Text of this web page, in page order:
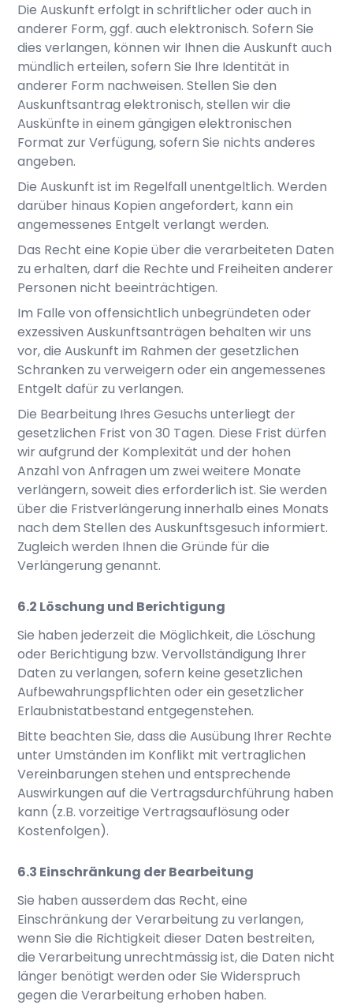
Die Auskunft erfolgt in schriftlicher oder auch in
anderer Form, ggf. auch elektronisch. Sofern Sie
dies verlangen, können wir Ihnen die Auskunft auch
mündlich erteilen, sofern Sie Ihre Identität in
anderer Form nachweisen. Stellen Sie den
Auskunftsantrag elektronisch, stellen wir die
Auskünfte in einem gängigen elektronischen
Format zur Verfügung, sofern Sie nichts anderes
angeben.
Die Auskunft ist im Regelfall unentgeltlich. Werden
darüber hinaus Kopien angefordert, kann ein
angemessenes Entgelt verlangt werden.
Das Recht eine Kopie über die verarbeiteten Daten
zu erhalten, darf die Rechte und Freiheiten anderer
Personen nicht beeinträchtigen.
Im Falle von offensichtlich unbegründeten oder
exzessiven Auskunftsanträgen behalten wir uns
vor, die Auskunft im Rahmen der gesetzlichen
Schranken zu verweigern oder ein angemessenes
Entgelt dafür zu verlangen.
Die Bearbeitung Ihres Gesuchs unterliegt der
gesetzlichen Frist von 30 Tagen. Diese Frist dürfen
wir aufgrund der Komplexität und der hohen
Anzahl von Anfragen um zwei weitere Monate
verlängern, soweit dies erforderlich ist. Sie werden
über die Fristverlängerung innerhalb eines Monats
nach dem Stellen des Auskunftsgesuch informiert.
Zugleich werden Ihnen die Gründe für die
Verlängerung genannt.
Löschung und Berichtigung
Sie haben jederzeit die Möglichkeit, die Löschung
oder Berichtigung bzw. Vervollständigung Ihrer
Daten zu verlangen, sofern keine gesetzlichen
Aufbewahrungspflichten oder ein gesetzlicher
Erlaubnistatbestand entgegenstehen.
Bitte beachten Sie, dass die Ausübung Ihrer Rechte
unter Umständen im Konflikt mit vertraglichen
Vereinbarungen stehen und entsprechende
Auswirkungen auf die Vertragsdurchführung haben
kann (z.B. vorzeitige Vertragsauflösung oder
Kostenfolgen).
Einschränkung der Bearbeitung
Sie haben ausserdem das Recht, eine
Einschränkung der Verarbeitung zu verlangen,
wenn Sie die Richtigkeit dieser Daten bestreiten,
die Verarbeitung unrechtmässig ist, die Daten nicht
länger benötigt werden oder Sie Widerspruch
gegen die Verarbeitung erhoben haben.